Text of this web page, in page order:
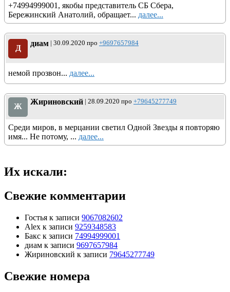
+74994999001, якобы представитель СБ Сбера,
Бережинский Анатолий, обращает... далее...
Д
диам | 30.09.2020 про +9697657984
немой прозвон... далее...
Ж
Жириновский | 28.09.2020 про +79645277749
Среди миров, в мерцании светил Одной Звезды я повторяю
имя... Не потому, ... далее...
Их искали:
Свежие комментарии
Гостья к записи 9067082602
Alex к записи 9259348583
Бакс к записи 74994999001
диам к записи 9697657984
Жириновский к записи 79645277749
Свежие номера